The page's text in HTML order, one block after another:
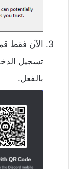
الآن فقط
تسجيل
بالفعل.